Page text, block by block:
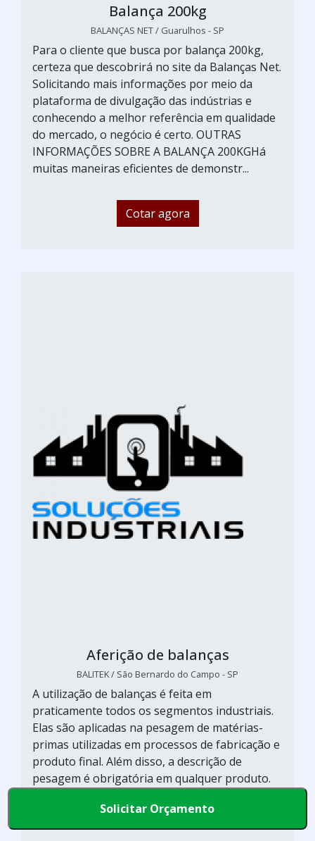
Balança 200kg
BALANÇAS NET / Guarulhos - SP
Para o cliente que busca por balança 200kg,
certeza que descobrirá no site da Balanças Net.
Solicitando mais informações por meio da
plataforma de divulgação das indústrias e
conhecendo a melhor referência em qualidade
do mercado, o negócio é certo. OUTRAS
INFORMAÇÕES SOBRE A BALANÇA 200KGHá
muitas maneiras eficientes de demonstr...
Cotar agora
Aferição de balanças
BALITEK / São Bernardo do Campo - SP
A utilização de balanças é feita em
praticamente todos os segmentos industriais.
Elas são aplicadas na pesagem de matérias-
primas utilizadas em processos de fabricação e
produto final. Além disso, a descrição de
pesagem é obrigatória em qualquer produto.
de aferição para balan&ccedi...
Solicitar Orçamento